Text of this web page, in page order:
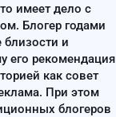
имеет дело с
Блогер годами
и
его рекомендация
как совет
При этом
блогеров